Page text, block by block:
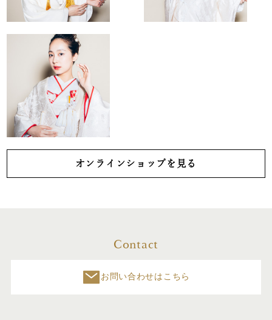
オンラインショップを見る
Contact
お問い合わせはこちら